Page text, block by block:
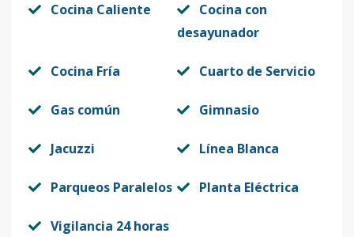
Cocina Caliente
Cocina con
desayunador
Cocina Fría Cuarto de Servicio
Gas común Gimnasio
Jacuzzi Línea Blanca
Parqueos Paralelos Planta Eléctrica
Vigilancia 24 horas